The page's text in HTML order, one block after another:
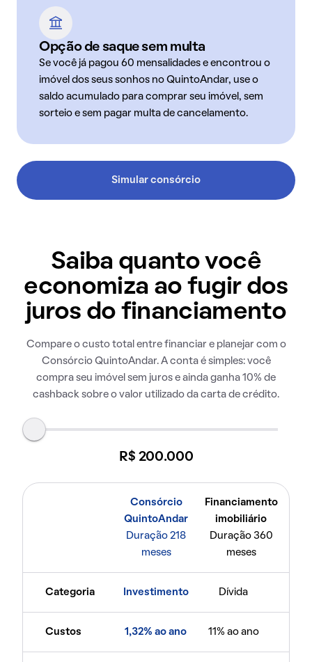
Opção de saque sem multa
Se você já pagou 60 mensalidades e encontrou o
imóvel dos seus sonhos no QuintoAndar, use o
saldo acumulado para comprar seu imóvel, sem
sorteio e sem pagar multa de cancelamento.
Simular consórcio
Saiba quanto você
economiza ao fugir dos
juros do financiamento
Compare o custo total entre financiar e planejar com o
Consórcio QuintoAndar. A conta é simples: você
compra seu imóvel sem juros e ainda ganha 10% de
cashback sobre o valor utilizado da carta de crédito.
R$ 200.000
Consórcio
QuintoAndar
Duração 218
meses
Financiamento
imobiliário
Duração 360
meses
Categoria Investimento Dívida
Custos 1,32% ao ano 11% ao ano